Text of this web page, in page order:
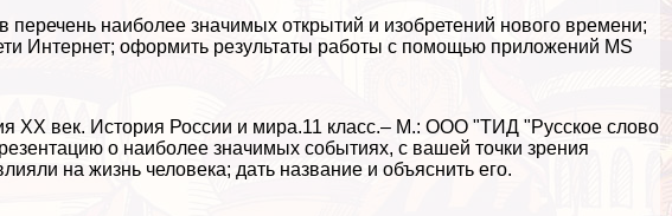
перечень наиболее значимых открытий и изобретений нового времени;
Интернет; оформить результаты работы с помощью приложений MS
XX век. История России и мира.11 класс.– М.: ООО "ТИД "Русское слово
о наиболее значимых событиях, с вашей точки зрения
на жизнь человека; дать название и объяснить его.